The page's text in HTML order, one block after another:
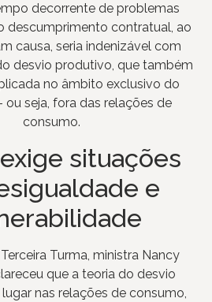
decorrente de problemas
descumprimento contratual, ao
causa, seria indenizável com
desvio produtivo, que também
no âmbito exclusivo do
ou seja, fora das relações de
consumo.
situações
e
Turma, ministra Nancy
que a teoria do desvio
nas relações de consumo,